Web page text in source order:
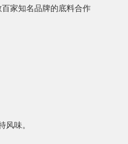
家知名品牌的底料合作
风味。